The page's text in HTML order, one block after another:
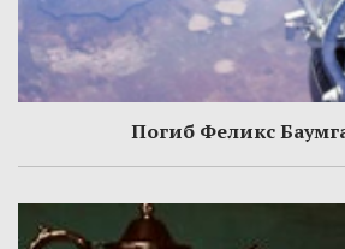
Погиб Феликс